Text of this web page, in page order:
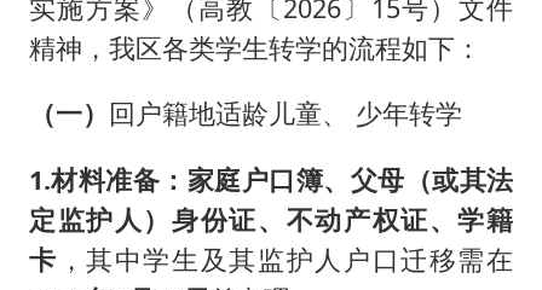
实施方案》（高教〔2026〕15号）文件
精神，我区各类学生转学的流程如下：
（一） 回户籍地适龄儿童、 少年转学
1.材料准备： 家庭户口簿、父母（或其法
定监护人）身份证、不动产权证、学籍
卡 ，其中学生及其监护人户口迁移需在